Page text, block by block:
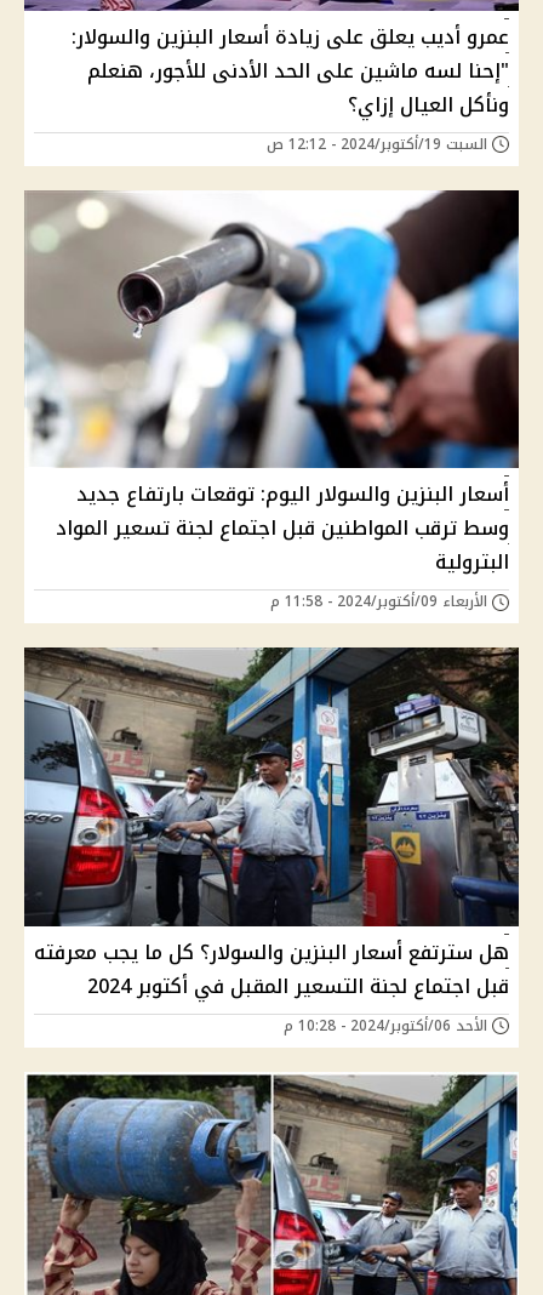
عمرو أديب يعلق على زيادة أسعار البنزين والسولار:
"إحنا لسه ماشين على الحد الأدنى للأجور، هنعلم
ونأكل العيال إزاي؟
السبت 19/أكتوبر/2024 - 12:12 ص
أسعار البنزين والسولار اليوم: توقعات بارتفاع جديد
وسط ترقب المواطنين قبل اجتماع لجنة تسعير المواد
البترولية
الأربعاء 09/أكتوبر/2024 - 11:58 م
هل سترتفع أسعار البنزين والسولار؟ كل ما يجب معرفته
قبل اجتماع لجنة التسعير المقبل في أكتوبر 2024
الأحد 06/أكتوبر/2024 - 10:28 م